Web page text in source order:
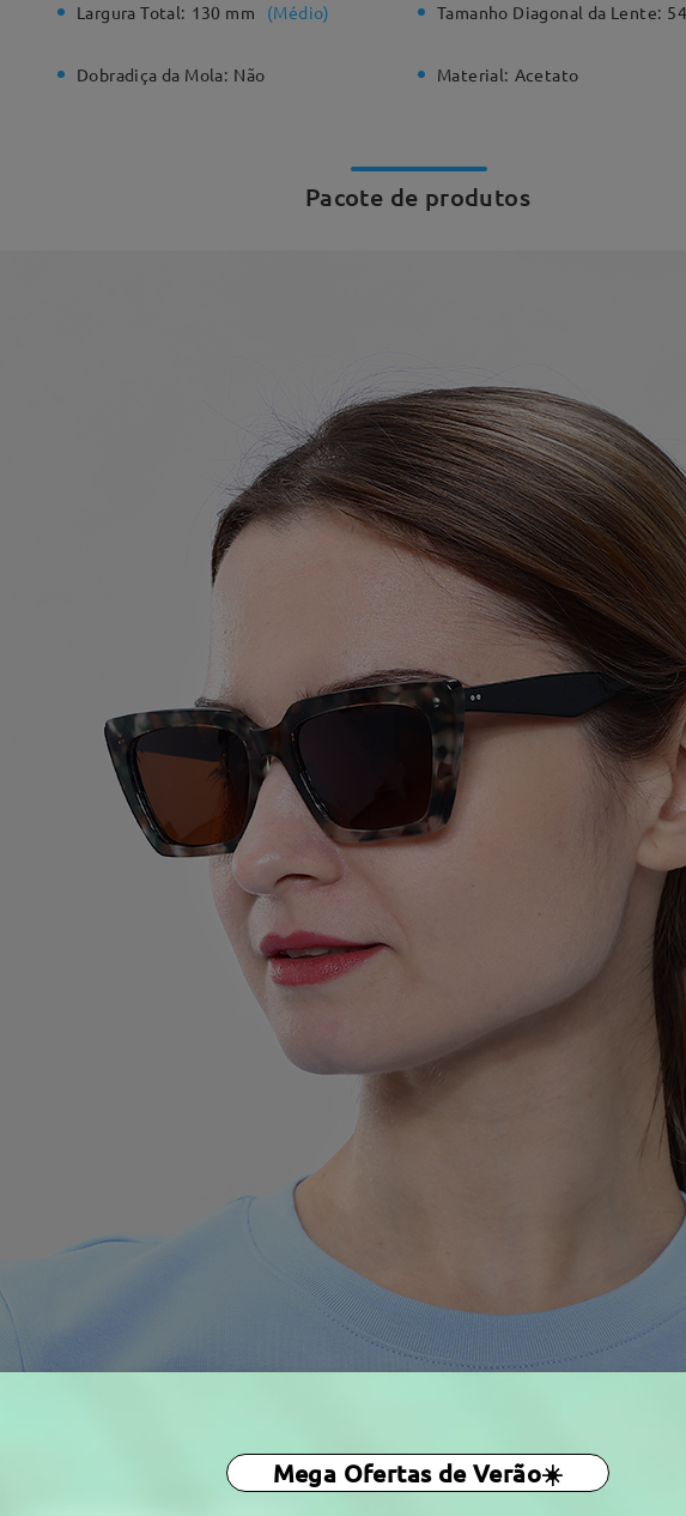
Largura Total: 130 mm (Médio) Tamanho Diagonal da Lente:
Dobradiça da Mola: Não Material: Acetato
Pacote de produtos
Mega Ofertas de Verão☀️